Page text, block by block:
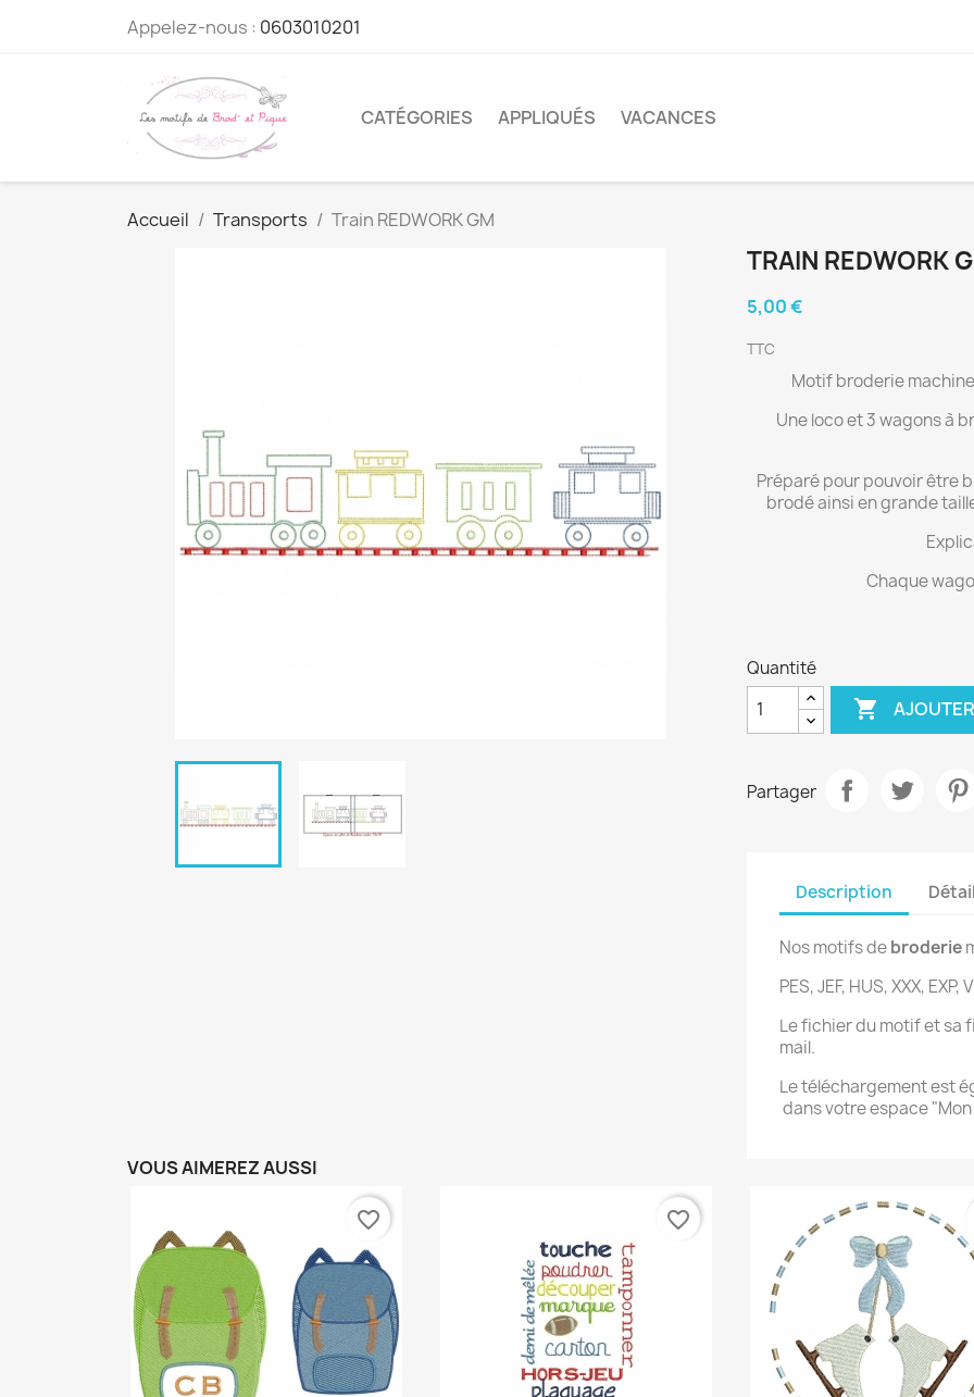
Appelez-nous : 0603010201
CATÉGORIES APPLIQUÉS VACANCES
Accueil Transports Train REDWORK GM
TRAIN REDWORK
5,00 €
TTC
Motif broderie
Une loco et 3 wagons à
Préparé pour pouvoir être
brodé ainsi en grande
Chaque
Quantité

Partager
Description
Nos motifs debroderie
PES, JEF, HUS, XXX, EXP,
Le fichier du motif et sa
mail.
Le téléchargement est
dans votre espace
VOUS AIMEREZ AUSSI
favorite_border favorite_border